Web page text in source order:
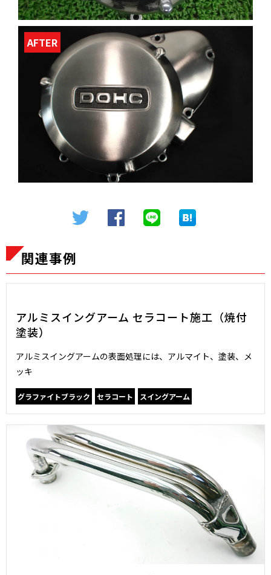
AFTER
関連事例
アルミスイングアーム セラコート施工（焼付
塗装）
アルミスイングアームの表面処理には、アルマイト、塗装、メ
ッキ
グラファイトブラック セラコート スイングアーム